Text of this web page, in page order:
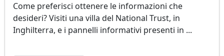
Come preferisci ottenere le informazioni che
desideri? Visiti una villa del National Trust, in
Inghilterra, e i pannelli informativi presenti in ...